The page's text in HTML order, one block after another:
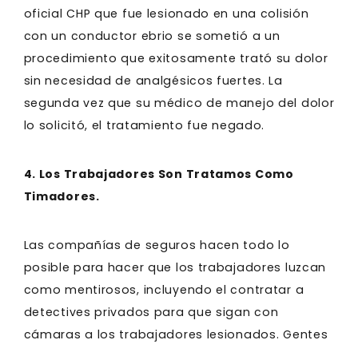
oficial CHP que fue lesionado en una colisión
con un conductor ebrio se sometió a un
procedimiento que exitosamente trató su dolor
sin necesidad de analgésicos fuertes. La
segunda vez que su médico de manejo del dolor
lo solicitó, el tratamiento fue negado.
4. Los Trabajadores Son Tratamos Como
Timadores.
Las compañías de seguros hacen todo lo
posible para hacer que los trabajadores luzcan
como mentirosos, incluyendo el contratar a
detectives privados para que sigan con
cámaras a los trabajadores lesionados. Gentes